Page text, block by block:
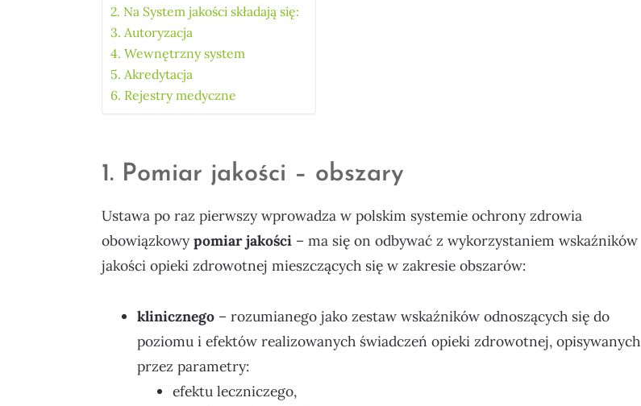
2. Na System jakości składają się:
3. Autoryzacja
4. Wewnętrzny system
5. Akredytacja
6. Rejestry medyczne
1. Pomiar jakości – obszary
Ustawa po raz pierwszy wprowadza w polskim systemie ochrony zdrowia
obowiązkowy pomiar jakości – ma się on odbywać z wykorzystaniem wskaźników
jakości opieki zdrowotnej mieszczących się w zakresie obszarów:
klinicznego– rozumianego jako zestaw wskaźników odnoszących się do
poziomu i efektów realizowanych świadczeń opieki zdrowotnej, opisywanych
przez parametry:
efektu leczniczego,